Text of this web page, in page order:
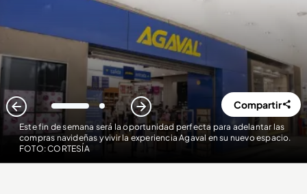
Este fin de semana será la oportunidad perfecta para adelantar las
compras navideñas y vivir la experiencia Agaval en su nuevo espacio.
FOTO: CORTESÍA
1 2 Compartir